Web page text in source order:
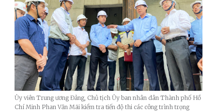
Ủy viên Trung ương Đảng, Chủ tịch Ủy ban nhân dân Thành phố Hồ
Chí Minh Phan Văn Mãi kiểm tra tiến độ thi các công trình trọng